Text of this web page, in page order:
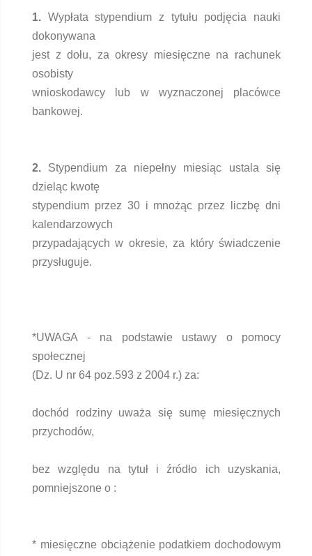
1. Wypłata stypendium z tytułu podjęcia nauki
dokonywana
jest z dołu, za okresy miesięczne na rachunek
osobisty
wnioskodawcy lub w wyznaczonej placówce
bankowej.
2. Stypendium za niepełny miesiąc ustala się
dzieląc kwotę
stypendium przez 30 i mnożąc przez liczbę dni
kalendarzowych
przypadających w okresie, za który świadczenie
przysługuje.
*UWAGA - na podstawie ustawy o pomocy
społecznej
(Dz. U nr 64 poz.593 z 2004 r.) za:
dochód rodziny uważa się sumę miesięcznych
przychodów,
bez względu na tytuł i źródło ich uzyskania,
pomniejszone o :
* miesięczne obciążenie podatkiem dochodowym